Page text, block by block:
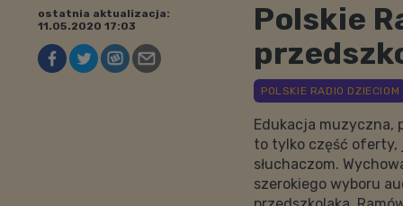
Polskie
ostatnia aktualizacja:
11.05.2020 17:03
Edukacja muzyczna,
to tylko część oferty,
słuchaczom.
szerokiego wyboru